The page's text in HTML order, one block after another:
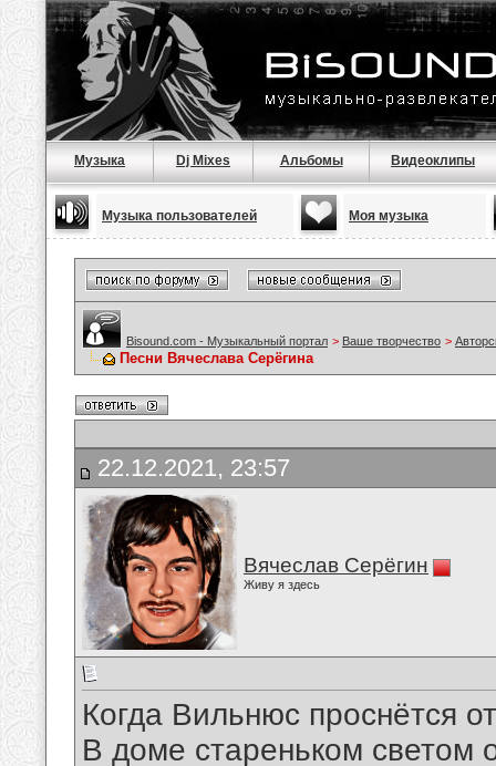
Музыка Dj Mixes Альбомы Видеоклипы
Музыка пользователей Моя музыка
Bisound.com - Музыкальный портал > Ваше творчество >
Песни Вячеслава Серёгина
22.12.2021, 23:57
Вячеслав Серёгин
Живу я здесь
Когда Вильнюс проснётся
В доме стареньком светом